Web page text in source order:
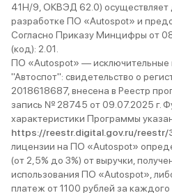
41Н/9, ОКВЭД 62.0) осуществляет
разработке ПО «Autospot» и
Согласно Приказу Минцифры от
(код): 2.01.
ПО «Autospot» —
"Автоспот": свидетельство о
2018618687, внесена в Реестр
запись № 28745 от 09.07.2025 г.
характеристики Программы
https://reestr.digital.gov.ru/
лицензии на ПО «Autospot»
(от 2,5% до 3%) от выручки,
использования ПО «Autospot»,
платеж от 1100 рублей за каждого